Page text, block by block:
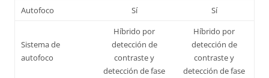
Autofoco
Sí Sí
Sistema de
autofoco
Híbrido por
detección de
contraste y
detección de fase
Híbrido por
detección de
contraste y
detección de fase